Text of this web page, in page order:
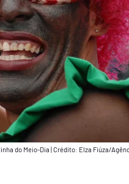
do Meio-Dia Crédito: Elza Fiúza/